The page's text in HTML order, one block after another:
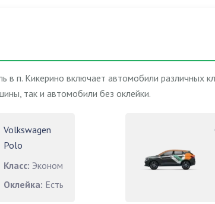
в п. Кикерино включает автомобили различных
так и автомобили без оклейки.
Volkswagen
Polo
Класс: Эконом
Оклейка: Есть